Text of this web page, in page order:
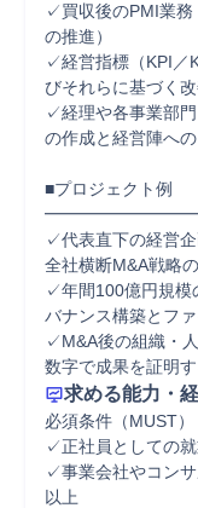
✓買収後のPMI業務
の推進）
✓経営指標（KPI／
びそれらに基づく
✓経理や各事業部
の作成と経営陣へ
■プロジェクト例
✓代表直下の経営
全社横断M&A戦略
✓年間100億円規模
バナンス構築とフ
✓M&A後の組織・
数字で成果を証明
求める能力・
必須条件（MUST）
✓正社員としての
✓事業会社やコン
以上